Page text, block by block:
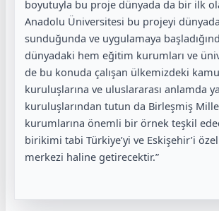
boyutuyla bu proje dünyada da bir ilk
Anadolu Üniversitesi bu projeyi
sunduğunda ve uygulamaya
dünyadaki hem eğitim kurumları ve
de bu konuda çalışan ülkemizdeki
kuruluşlarına ve uluslararası anlamda
kuruluşlarından tutun da Birleşmiş
kurumlarına önemli bir örnek teşkil
birikimi tabi Türkiye’yi ve Eskişehir’i
merkezi haline getirecektir.”